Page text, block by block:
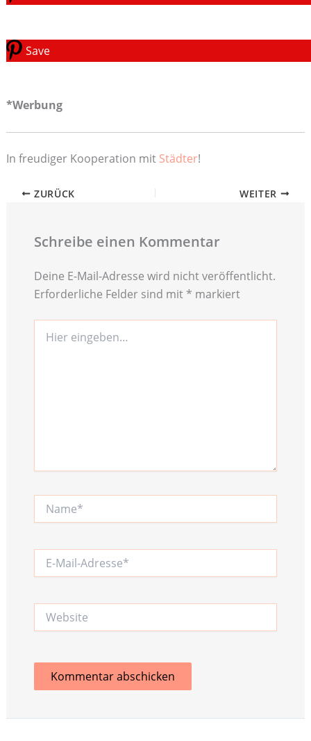
Save
*Werbung
In freudiger Kooperation mit Städter!
ZURÜCK WEITER
Schreibe einen Kommentar
Deine E-Mail-Adresse wird nicht veröffentlicht.
Erforderliche Felder sind mit * markiert
eingeben…
Mail-